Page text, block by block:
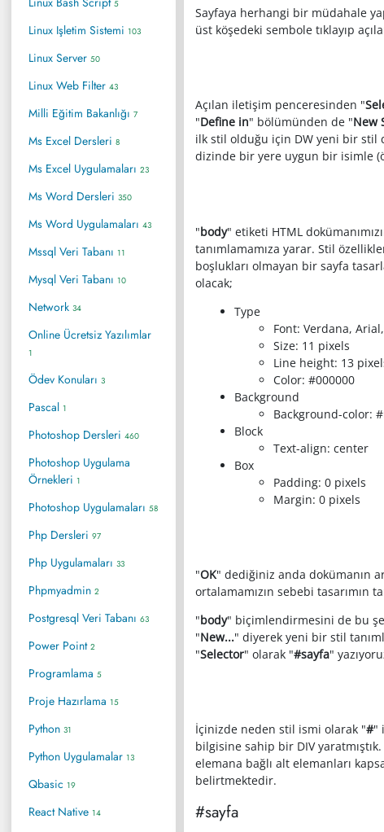
5
Linux Işletim Sistemi 103
Linux Server 50
Linux Web Filter 43
Milli Eğitim Bakanlığı 7
Ms Excel Dersleri 8
Ms Excel Uygulamaları 23
Ms Word Dersleri 350
Ms Word Uygulamaları 43
Mssql Veri Tabanı 11
Mysql Veri Tabanı 10
Network 34
Online Ücretsiz Yazılımlar
1
Ödev Konuları 3
Pascal 1
Photoshop Dersleri 460
Photoshop Uygulama
Örnekleri 1
Photoshop Uygulamaları 58
Php Dersleri 97
Php Uygulamaları 33
Phpmyadmin 2
Postgresql Veri Tabanı 63
Power Point 2
Programlama 5
Proje Hazırlama 15
Python 31
Python Uygulamalar 13
Qbasic 19
React Native 14
Sayfaya herhangi bir müdahale
üst köşedeki sembole tıklayıp
Açılan iletişim penceresinden "
"Define in" bölümünden de "New
ilk stil olduğu için DW yeni bir stil
dizinde bir yere uygun bir isimle
"body" etiketi HTML
tanımlamamıza yarar. Stil
boşlukları olmayan bir sayfa
olacak;
Type
Font: Verdana,
Size: 11 pixels
Line height: 13
Color: #000000
Background
Background-color:
Block
Text-align: center
Box
Padding: 0 pixels
Margin: 0 pixels
"OK" dediğiniz anda dokümanın
ortalamamızın sebebi tasarımın
"body" biçimlendirmesini de bu
"New..." diyerek yeni bir stil
"Selector" olarak "#sayfa"
İçinizde neden stil ismi olarak "#"
bilgisine sahip bir DIV
elemana bağlı alt elemanları
belirtmektedir.
#sayfa